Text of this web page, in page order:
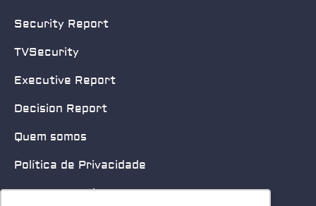
Security Report
TVSecurity
Executive Report
Decision Report
Quem somos
Política de Privacidade
Quero patrocinar